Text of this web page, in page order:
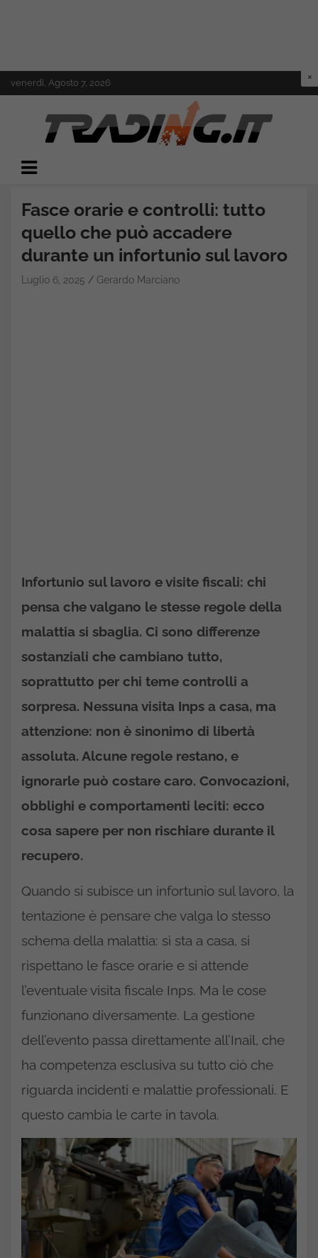
to
venerdì, Agosto 7, 2026
Trading.it
Fasce orarie e controlli: tutto
quello che può accadere
durante un infortunio sul lavoro
Luglio 6, 2025 Gerardo Marciano
Infortunio sul lavoro e visite fiscali: chi
pensa che valgano le stesse regole della
malattia si sbaglia. Ci sono differenze
sostanziali che cambiano tutto,
soprattutto per chi teme controlli a
sorpresa. Nessuna visita Inps a casa, ma
attenzione: non è sinonimo di libertà
assoluta. Alcune regole restano, e
ignorarle può costare caro. Convocazioni,
obblighi e comportamenti leciti: ecco
cosa sapere per non rischiare durante il
recupero.
Quando si subisce un infortunio sul lavoro, la
tentazione è pensare che valga lo stesso
schema della malattia: si sta a casa, si
rispettano le fasce orarie e si attende
l’eventuale visita fiscale Inps. Ma le cose
funzionano diversamente. La gestione
dell’evento passa direttamente all’Inail, che
ha competenza esclusiva su tutto ciò che
riguarda incidenti e malattie professionali. E
questo cambia le carte in tavola.